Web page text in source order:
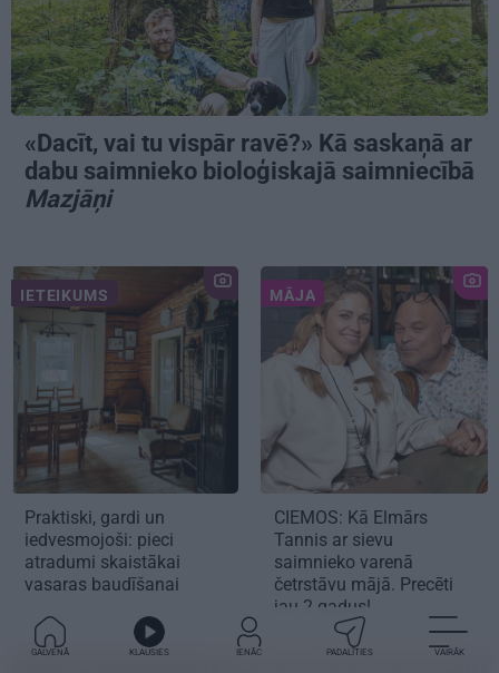
«Dacīt, vai tu vispār ravē?» Kā saskaņā ar
dabu saimnieko bioloģiskajā saimniecībā
Mazjāņi
IETEIKUMS
Praktiski, gardi un
iedvesmojoši: pieci
atradumi skaistākai
vasaras baudīšanai
MĀJA
CIEMOS: Kā Elmārs
Tannis ar sievu
saimnieko varenā
četrstāvu mājā. Precēti
jau 2 gadus!
GALVENĀ KLAUSIES IENĀC PADALĪTIES VAIRĀK